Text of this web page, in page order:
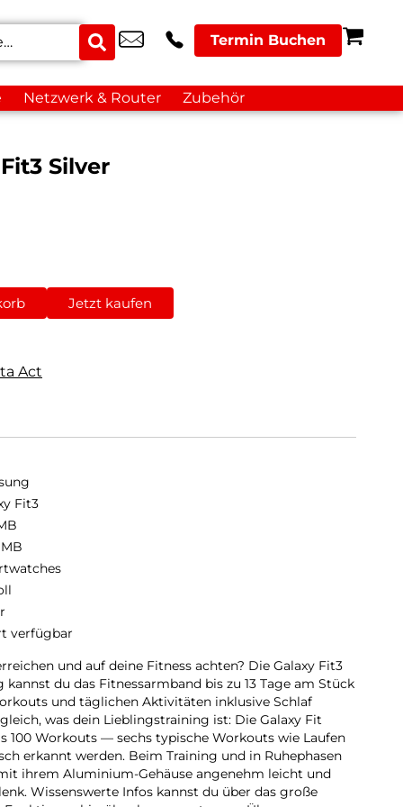
Termin Buchen
Netzwerk & Router Zubehör
Silver
Jetzt kaufen
Act
Fit3
verfügbar
und auf deine Fitness achten? Die Galaxy Fit3
du das Fitnessarmband bis zu 13 Tage am Stück
und täglichen Aktivitäten inklusive Schlaf
was dein Lieblingstraining ist: Die Galaxy Fit
100 Workouts — sechs typische Workouts wie Laufen
erkannt werden. Beim Training und in Ruhephasen
ihrem Aluminium-Gehäuse angenehm leicht und
Wissenswerte Infos kannst du über das große